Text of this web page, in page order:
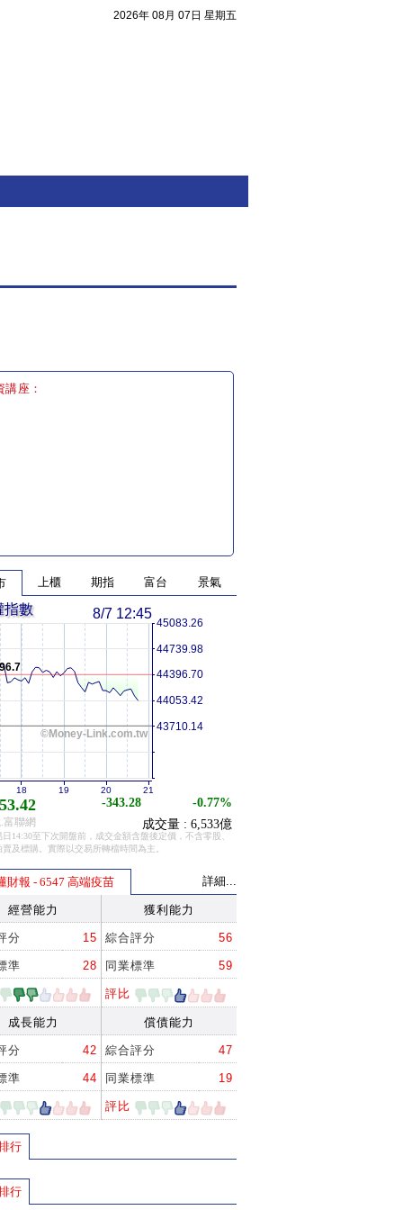
2026年 08月 07日 星期五
講座：
上櫃 期指 富台 景氣
©Money-Link.com.tw
8/7 12:45
-343.28
-0.77%
成交量 : 6,533億
指數
18 19 20 21
43710.14
44053.42
44396.70
44739.98
45083.26
聯網
14:30至下次開盤前，成交金額含盤後定價，不含零股、
及標購。實際以交易所轉檔時間為主。
財報 - 6547 高端疫苗 詳細...
經營能力 獲利能力
分 15 綜合評分 56
準 28 同業標準 59
評比
成長能力 償債能力
分 42 綜合評分 47
準 44 同業標準 19
評比
行
行